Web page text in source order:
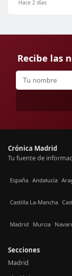
Hace 2 días
Recibe las
Crónica Madrid
Tu fuente de
España Andalucía
Castilla La-Mancha
Madrid Murcia
Secciones
Madrid